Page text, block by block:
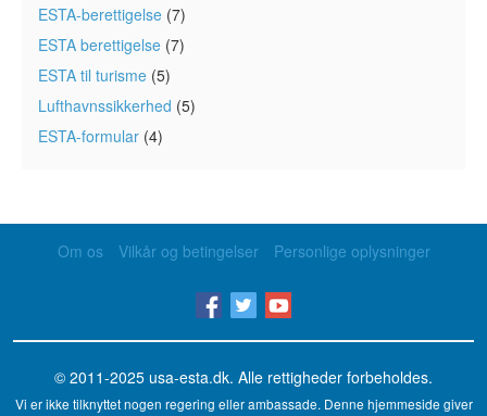
ESTA-berettigelse (7)
ESTA berettigelse (7)
ESTA til turisme (5)
Lufthavnssikkerhed (5)
ESTA-formular (4)
Om os Vilkår og betingelser Personlige oplysninger
© 2011-2025 usa-esta.dk. Alle rettigheder forbeholdes.
Vi er ikke tilknyttet nogen regering eller ambassade. Denne hjemmeside giver